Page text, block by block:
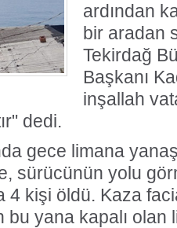
ardından
bir aradan
Tekirdağ
Başkanı
inşallah
dedi.
gece limana
sürücünün yolu
4 kişi öldü. Kaza
bu yana kapalı olan